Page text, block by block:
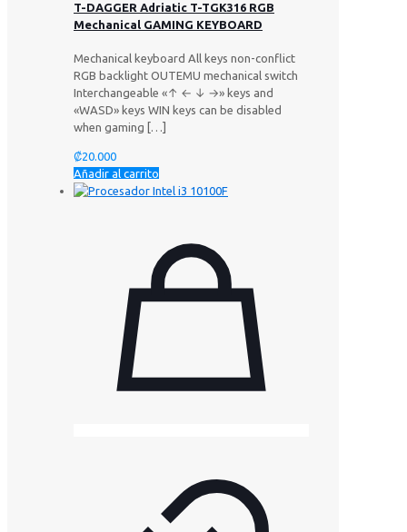
T-DAGGER Adriatic T-TGK316 RGB
Mechanical GAMING KEYBOARD
Mechanical keyboard All keys non-conflict
RGB backlight OUTEMU mechanical switch
Interchangeable «↑ ← ↓ →» keys and
«WASD» keys WIN keys can be disabled
when gaming […]
₡20.000
Añadir al carrito